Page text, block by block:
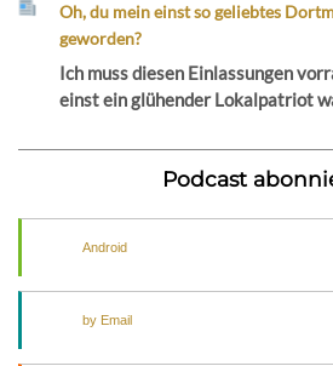
Oh, du mein einst so geliebtes
geworden?
Ich muss diesen Einlassungen
einst ein glühender Lokalpatriot
Podcast
Android
by Email